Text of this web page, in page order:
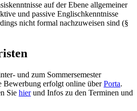
auf der Ebene allgemeiner
und passive Englischkenntnisse
nicht formal nachzuweisen sind (§
und zum Sommersemester
Bewerbung erfolgt online überPorta.
Sie hierund Infos zu den Terminen und